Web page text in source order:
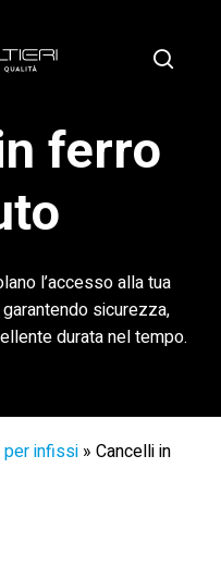
cerca
ferro
l’accesso alla tua
sicurezza,
durata nel tempo.
infissi» Cancelli in